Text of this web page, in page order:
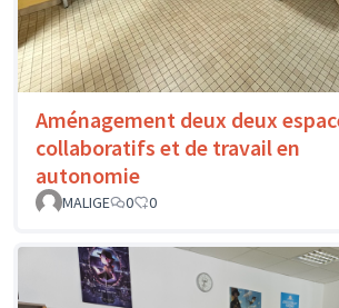
Aménagement deux deux
collaboratifs et de travail en
autonomie
MALIGE 0 0